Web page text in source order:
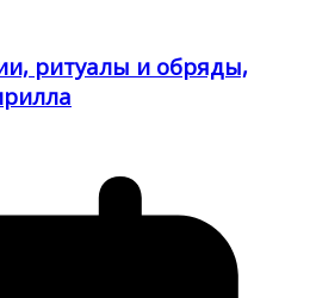
ритуалы и обряды,